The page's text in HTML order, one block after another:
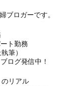
ブロガーです。
ト勤務
筆）
ログ発信中！
リアル